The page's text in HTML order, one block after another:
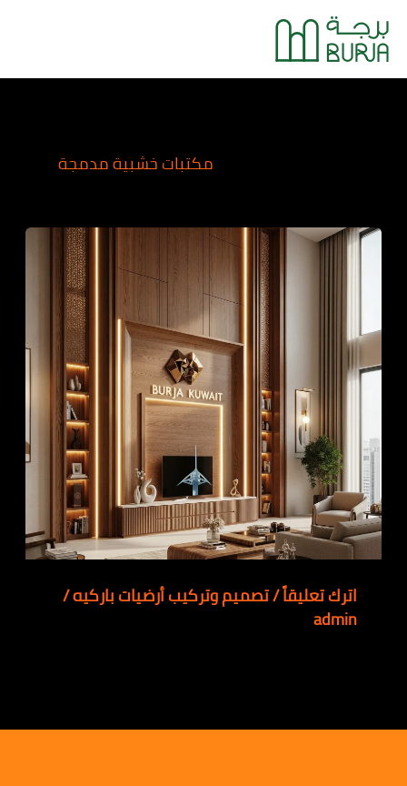
تخطي
إلى
المحتوى
مكتبات خشبية مدمجة
اترك تعليقاً/تصميم وتركيب أرضيات باركيه/
admin